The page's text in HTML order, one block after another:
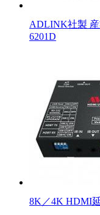
ADLINK社製
6201D
8K／4K HDMI